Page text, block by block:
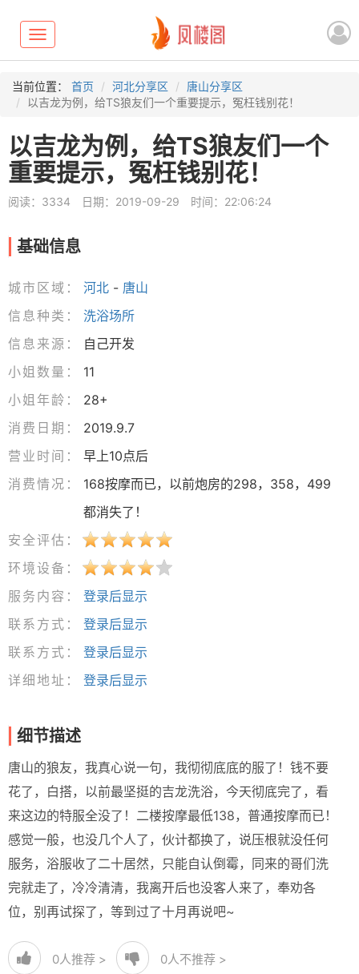
Toggle
navigation
当前位置： 首页 河北分享区
唐山分享区
以吉龙为例，给TS狼友们一个重要提示，冤枉钱别花！
以吉龙为例，给TS狼友们一个
重要提示，冤枉钱别花！
阅读：3334 日期：2019-09-29 时间：22:06:24
基础信息
城市区域： 河北 - 唐山
信息种类：
洗浴场所
信息来源：
自己开发
小姐数量：
11
小姐年龄：
28+
消费日期：
2019.9.7
营业时间：
早上10点后
消费情况：
168按摩而已，以前炮房的298，358，499
都消失了！
安全评估：
环境设备：
服务内容：
登录后显示
联系方式：
登录后显示
联系方式：
登录后显示
详细地址：
登录后显示
细节描述
唐山的狼友，我真心说一句，我彻彻底底的服了！钱不要
花了，白搭，以前最坚挺的吉龙洗浴，今天彻底完了，看
来这边的特服全没了！二楼按摩最低138，普通按摩而已！
感觉一般，也没几个人了，伙计都换了，说压根就没任何
服务，浴服收了二十居然，只能自认倒霉，同来的哥们洗
完就走了，冷冷清清，我离开后也没客人来了，奉劝各
位，别再试探了，等到过了十月再说吧~
0人推荐 > 0人不推荐 >